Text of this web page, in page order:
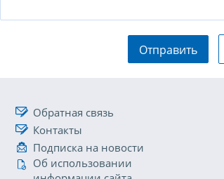
Отправить
Обратная связь
Контакты
Подписка на новости
Об использовании